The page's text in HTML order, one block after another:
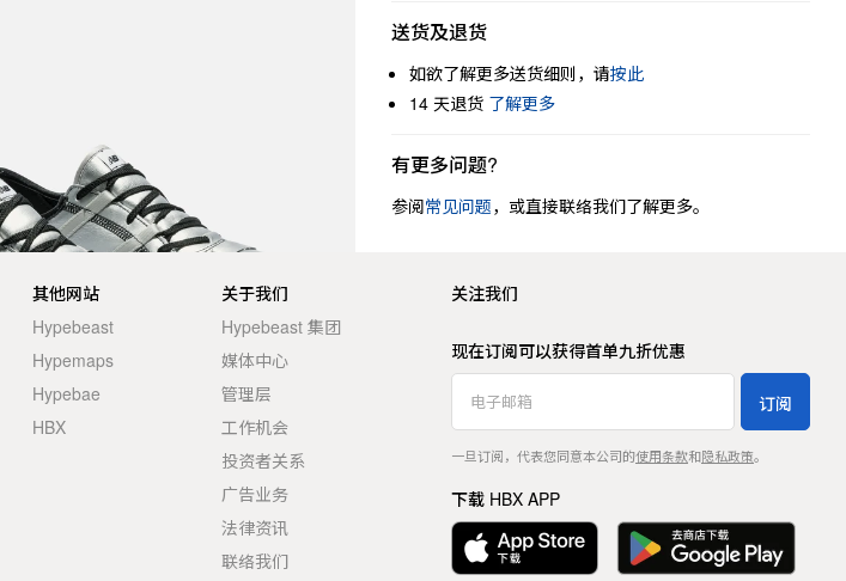
送货及退货
如欲了解更多送货细则，请按此
14 天退货 了解更多
有更多问题?
参阅常见问题，或直接联络我们了解更多。
其他网站
Hypebeast
Hypemaps
Hypebae
HBX
关于我们
Hypebeast 集团
媒体中心
管理层
工作机会
投资者关系
广告业务
法律资讯
联络我们
关注我们
现在订阅可以获得首单九折优惠
订阅
一旦订阅，代表您同意本公司的使用条款和隐私政策。
下载 HBX APP